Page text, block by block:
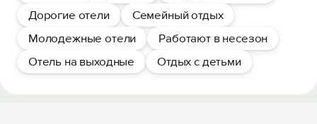
Дорогие отели
Семейный отдых
Молодежные отели
Работают в несезон
Отель на выходные
Отдых с детьми